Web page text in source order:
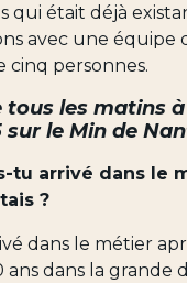
qui était déjà
avec une équipe
cinq personnes.
tous les matins
le Min de
tu arrivé dans le
?
dans le métier
ans dans la grande